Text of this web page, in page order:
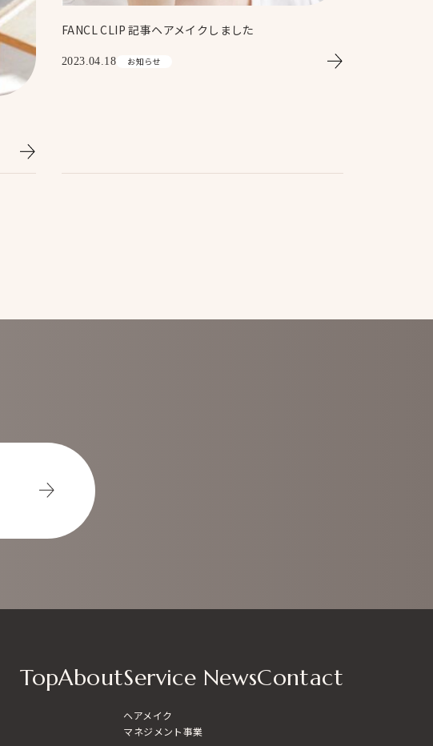
FANCL CLIP 記事ヘアメイクしました
2023.04.18 お知らせ
TopAboutService
ヘアメイク
マネジメント事業
NewsContact